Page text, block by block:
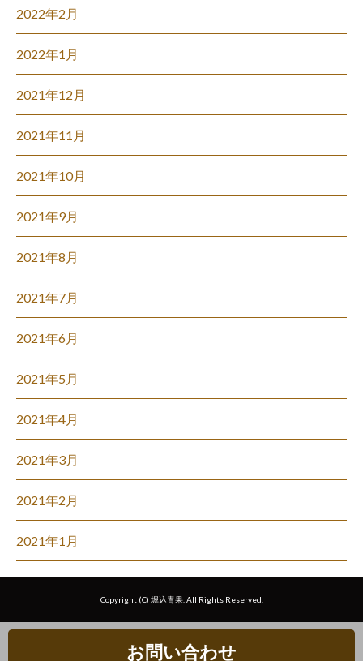
2022年2月
2022年1月
2021年12月
2021年11月
2021年10月
2021年9月
2021年8月
2021年7月
2021年6月
2021年5月
2021年4月
2021年3月
2021年2月
2021年1月
Copyright (C) 堀込青果. All Rights Reserved.
お問い合わせ